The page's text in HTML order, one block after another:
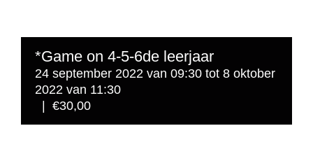
*Game on 4-5-6de leerjaar
24 september 2022 van 09:30 tot 8 oktober
2022 van 11:30
| €30,00